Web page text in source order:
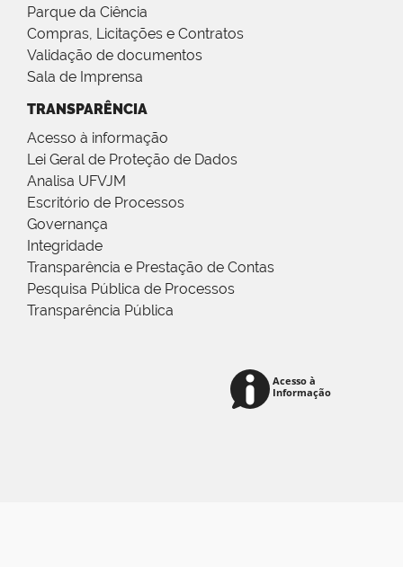
Parque da Ciência
Compras, Licitações e Contratos
Validação de documentos
Sala de Imprensa
TRANSPARÊNCIA
Acesso à informação
Lei Geral de Proteção de Dados
Analisa UFVJM
Escritório de Processos
Governança
Integridade
Transparência e Prestação de Contas
Pesquisa Pública de Processos
Transparência Pública